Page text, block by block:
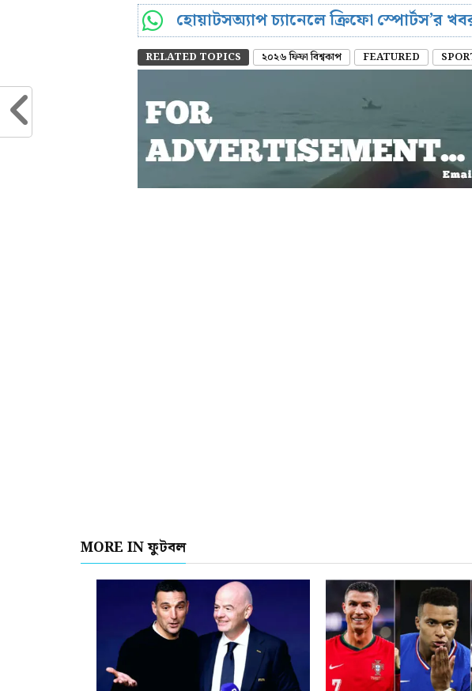
হোয়াটসঅ্যাপ চ্যানেলে ক্রিফো স্পোর্টস’র
RELATED TOPICS ২০২৬ ফিফা বিশ্বকাপ FEATURED
MORE IN ফুটবল